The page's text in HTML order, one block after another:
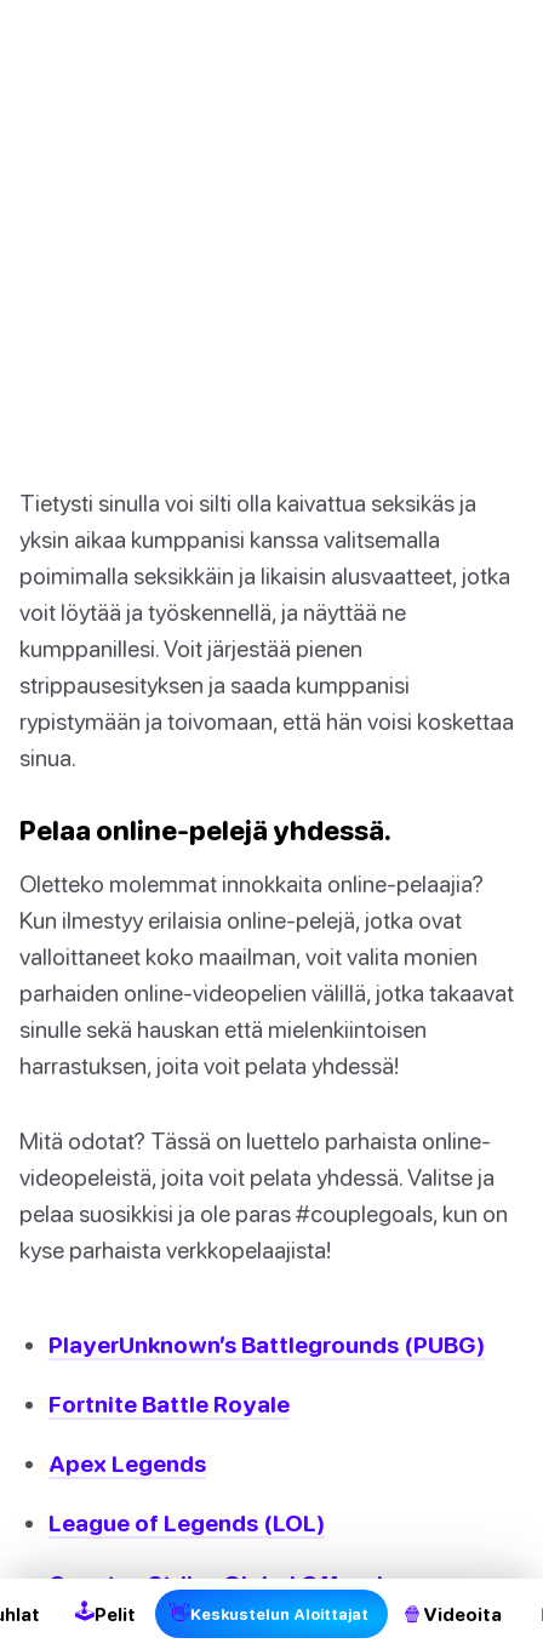
Tietysti sinulla voi silti olla kaivattua seksikäs ja
yksin aikaa kumppanisi kanssa valitsemalla
poimimalla seksikkäin ja likaisin alusvaatteet, jotka
voit löytää ja työskennellä, ja näyttää ne
kumppanillesi. Voit järjestää pienen
strippausesityksen ja saada kumppanisi
rypistymään ja toivomaan, että hän voisi koskettaa
sinua.
Pelaa online-pelejä yhdessä.
Oletteko molemmat innokkaita online-pelaajia?
Kun ilmestyy erilaisia online-pelejä, jotka ovat
valloittaneet koko maailman, voit valita monien
parhaiden online-videopelien välillä, jotka takaavat
sinulle sekä hauskan että mielenkiintoisen
harrastuksen, joita voit pelata yhdessä!
Mitä odotat? Tässä on luettelo parhaista online-
videopeleistä, joita voit pelata yhdessä. Valitse ja
pelaa suosikkisi ja ole paras #couplegoals, kun on
kyse parhaista verkkopelaajista!
PlayerUnknown’s Battlegrounds (PUBG)
Fortnite Battle Royale
Apex Legends
League of Legends (LOL)
Counter-Strike: Global Offensive
Hearthstone
🕹Pelit 👋Keskustelun Aloittajat 🍿 Videoita